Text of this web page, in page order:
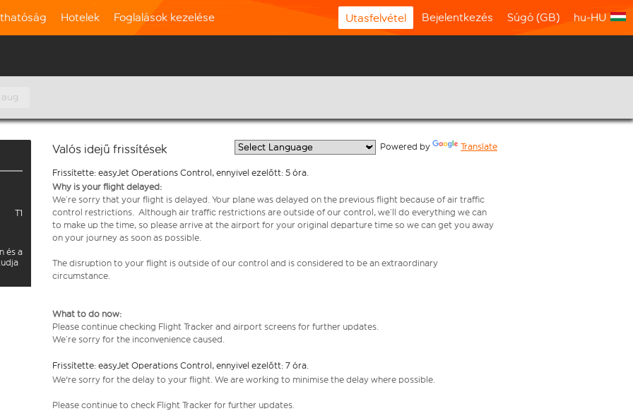
Hotelek Foglalások kezelése Utasfelvétel Bejelentkezés Súgó (GB) hu-HU
T1
és a
Valós idejű frissítések Powered by Translate
Frissítette: easyJet Operations Control, ennyivel ezelőtt: 5 óra.
Why is your flight delayed:
We’re sorry that your flight is delayed. Your plane was delayed on the previous flight because of air traffic
control restrictions. Although air traffic restrictions are outside of our control, we’ll do everything we can
to make up the time, so please arrive at the airport for your original departure time so we can get you away
on your journey as soon as possible.
The disruption to your flight is outside of our control and is considered to be an extraordinary
circumstance.
What to do now:
Please continue checking Flight Tracker and airport screens for further updates.
We’re sorry for the inconvenience caused.
Frissítette: easyJet Operations Control, ennyivel ezelőtt: 7 óra.
We're sorry for the delay to your flight. We are working to minimise the delay where possible.
Please continue to check Flight Tracker for further updates.